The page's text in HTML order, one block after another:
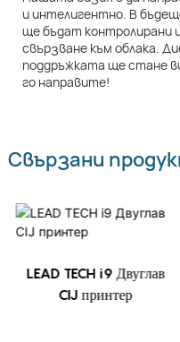
и интелигентно. В
ще бъдат контролирани
свързване към облака.
поддръжката ще стане
го направите!
Свързани
LEAD TECH i9 Двуглав
CIJ принтер